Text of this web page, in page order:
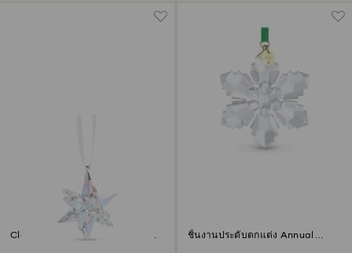
Classic ชิ้นงานประดับตกแต่งรูป
ชิ้นงานประดับตกแต่ง Annual